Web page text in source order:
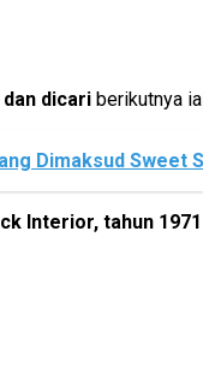
dicari berikutnya
Dimaksud Sweet
Interior, tahun